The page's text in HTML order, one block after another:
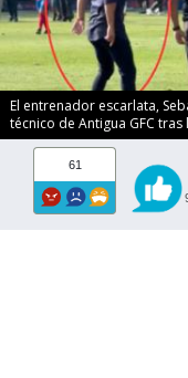
El entrenador escarlata,
técnico de Antigua GFC
61